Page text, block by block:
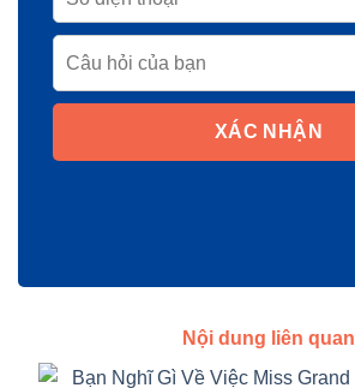
XÁC NHẬN
Nội dung liên quan